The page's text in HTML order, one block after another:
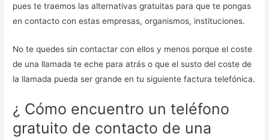
pues te traemos las alternativas gratuitas para que te pongas
en contacto con estas empresas, organismos, instituciones.
No te quedes sin contactar con ellos y menos porque el coste
de una llamada te eche para atrás o que el susto del coste de
la llamada pueda ser grande en tu siguiente factura telefónica.
¿ Cómo encuentro un teléfono
gratuito de contacto de una